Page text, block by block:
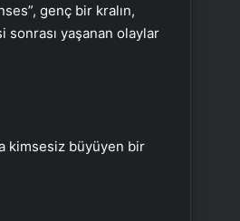
genç bir kralın,
sonrası yaşanan olaylar
kimsesiz büyüyen bir